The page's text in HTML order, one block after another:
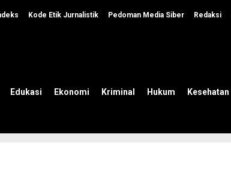
Kode Etik Jurnalistik Pedoman Media Siber Redaksi
Edukasi Ekonomi Kriminal Hukum Kesehatan